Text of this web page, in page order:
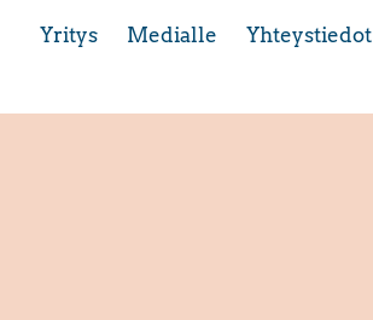
Yritys Medialle Yhteystiedot